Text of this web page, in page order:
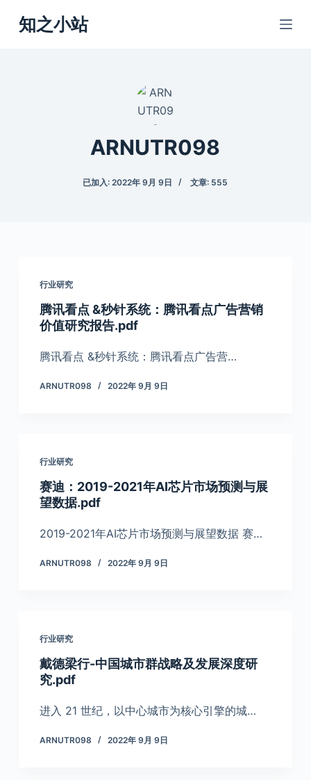
跳
过
知之小站
ARNUTR098
已加入: 2022年 9月 9日 文章: 555
行业研究
腾讯看点 &秒针系统：腾讯看点广告营销
价值研究报告.pdf
腾讯看点 &秒针系统：腾讯看点广告营…
ARNUTR098 2022年 9月 9日
行业研究
赛迪：2019-2021年AI芯片市场预测与展
望数据.pdf
2019-2021年AI芯片市场预测与展望数据 赛…
ARNUTR098 2022年 9月 9日
行业研究
戴德梁行-中国城市群战略及发展深度研
究.pdf
进入 21 世纪，以中心城市为核心引擎的城…
ARNUTR098 2022年 9月 9日